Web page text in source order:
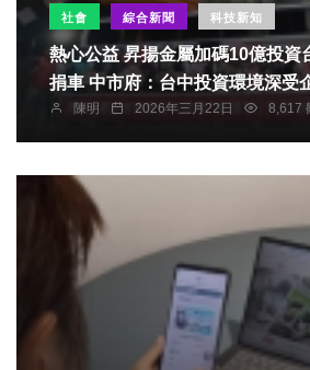
社會 綜合新聞 科技新知
熱心公益 昇揚金屬加碼10億投資
捐車 中市府：台中投資環境深受
陳明 2026年三月22日 8,617